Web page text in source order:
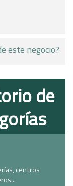
este negocio?
de
centros